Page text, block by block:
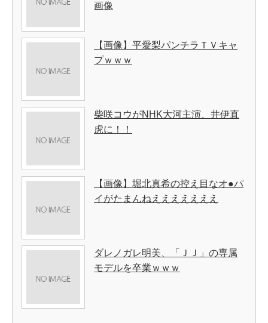
画像
【画像】平愛梨パンチラＴＶキャ
プｗｗｗ
柴咲コウがNHK大河主演、井伊直
虎に！！
【画像】堀北真希の控え目なオ●パ
イがたまんねえええええええ
ダレノガレ明美、「ＪＪ」の専属
モデルを卒業ｗｗｗ